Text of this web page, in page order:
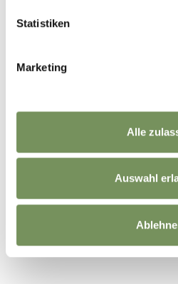
Statistiken
Marketing
Alle
Auswahl
THE GARDENS OF